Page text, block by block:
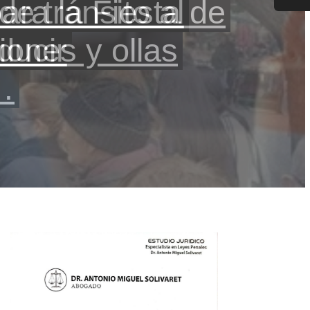
y robó a
de la ciudad
la Fiesta de
y ollas
tránsito al